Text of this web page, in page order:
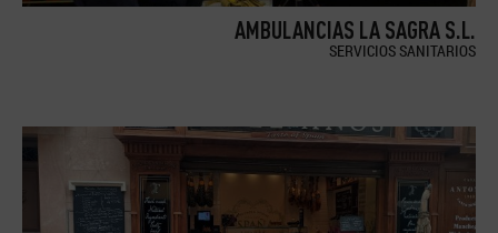
AMBULANCIAS LA SAGRA S.L.
SERVICIOS SANITARIOS